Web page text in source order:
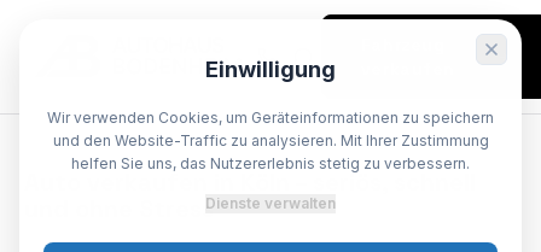
SPEZIALIST BODENHEIM
verkaufen seriös,
Stress
Einwilligung
Wir verwenden Cookies, um Geräteinformationen zu speichern
und den Website-Traffic zu analysieren. Mit Ihrer Zustimmung
helfen Sie uns, das Nutzererlebnis stetig zu verbessern.
Dienste verwalten